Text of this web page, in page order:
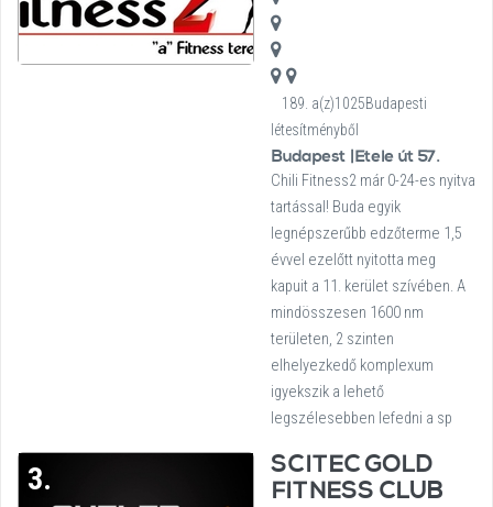
189. a(z)1025Budapesti
létesítményből
Budapest |Etele út 57.
Chili Fitness2 már 0-24-es nyitva
tartással! Buda egyik
legnépszerűbb edzőterme 1,5
évvel ezelőtt nyitotta meg
kapuit a 11. kerület szívében. A
mindösszesen 1600 nm
területen, 2 szinten
elhelyezkedő komplexum
igyekszik a lehető
legszélesebben lefedni a sp
3.
SCITEC GOLD
FITNESS CLUB